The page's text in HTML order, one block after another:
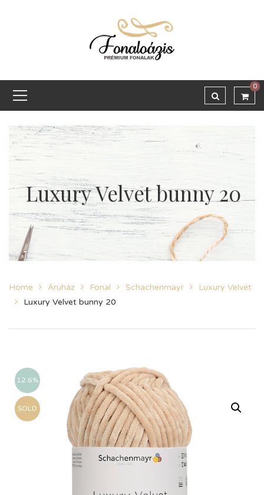
0
Luxury Velvet bunny 20
Home Áruház Fonal Schachenmayr
Luxury Velvet
Luxury Velvet bunny 20
12.6%
SOLD